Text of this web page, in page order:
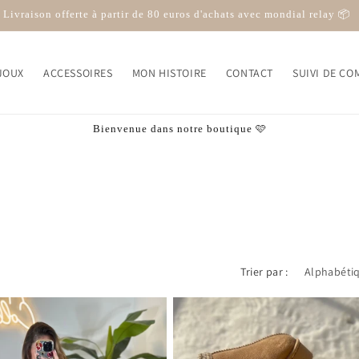
10% sur ta première commande avec le code BIENVENUE10
ACCESSOIRES MON HISTOIRE CONTACT SUIVI DE
Bienvenue dans notre boutique 🩷
Trier par :